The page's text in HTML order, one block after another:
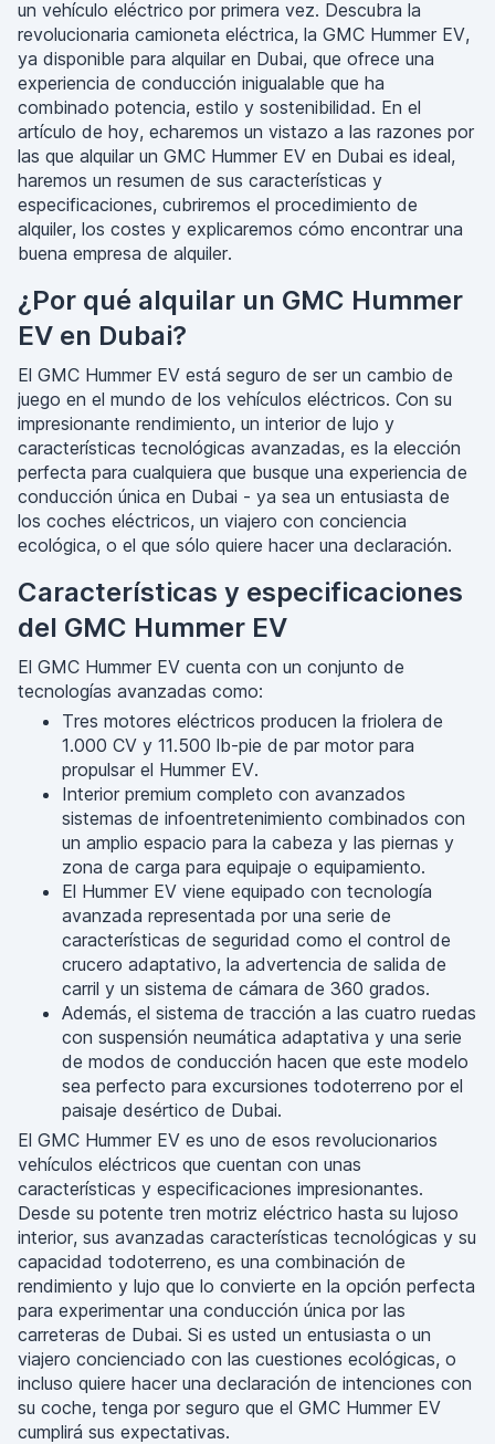
un vehículo eléctrico por primera vez. Descubra la
revolucionaria camioneta eléctrica, la GMC Hummer EV,
ya disponible para alquilar en Dubai, que ofrece una
experiencia de conducción inigualable que ha
combinado potencia, estilo y sostenibilidad. En el
artículo de hoy, echaremos un vistazo a las razones por
las que alquilar un GMC Hummer EV en Dubai es ideal,
haremos un resumen de sus características y
especificaciones, cubriremos el procedimiento de
alquiler, los costes y explicaremos cómo encontrar una
buena empresa de alquiler.
¿Por qué alquilar un GMC Hummer
EV en Dubai?
El GMC Hummer EV está seguro de ser un cambio de
juego en el mundo de los vehículos eléctricos. Con su
impresionante rendimiento, un interior de lujo y
características tecnológicas avanzadas, es la elección
perfecta para cualquiera que busque una experiencia de
conducción única en Dubai - ya sea un entusiasta de
los coches eléctricos, un viajero con conciencia
ecológica, o el que sólo quiere hacer una declaración.
Características y especificaciones
del GMC Hummer EV
El GMC Hummer EV cuenta con un conjunto de
tecnologías avanzadas como:
Tres motores eléctricos producen la friolera de
1.000 CV y 11.500 lb-pie de par motor para
propulsar el Hummer EV.
Interior premium completo con avanzados
sistemas de infoentretenimiento combinados con
un amplio espacio para la cabeza y las piernas y
zona de carga para equipaje o equipamiento.
El Hummer EV viene equipado con tecnología
avanzada representada por una serie de
características de seguridad como el control de
crucero adaptativo, la advertencia de salida de
carril y un sistema de cámara de 360 grados.
Además, el sistema de tracción a las cuatro ruedas
con suspensión neumática adaptativa y una serie
de modos de conducción hacen que este modelo
sea perfecto para excursiones todoterreno por el
paisaje desértico de Dubai.
El GMC Hummer EV es uno de esos revolucionarios
vehículos eléctricos que cuentan con unas
características y especificaciones impresionantes.
Desde su potente tren motriz eléctrico hasta su lujoso
interior, sus avanzadas características tecnológicas y su
capacidad todoterreno, es una combinación de
rendimiento y lujo que lo convierte en la opción perfecta
para experimentar una conducción única por las
carreteras de Dubai. Si es usted un entusiasta o un
viajero concienciado con las cuestiones ecológicas, o
incluso quiere hacer una declaración de intenciones con
su coche, tenga por seguro que el GMC Hummer EV
cumplirá sus expectativas.